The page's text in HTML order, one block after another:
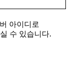
아이디로
수 있습니다.